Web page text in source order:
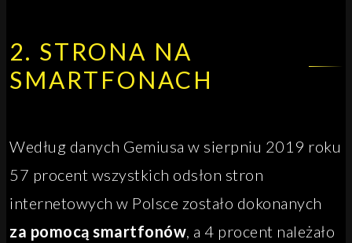
2. STRONA NA
SMARTFONACH
Według danych Gemiusa w sierpniu 2019 roku
57 procent wszystkich odsłon stron
internetowych w Polsce zostało dokonanych
za pomocą smartfonów, a 4 procent należało